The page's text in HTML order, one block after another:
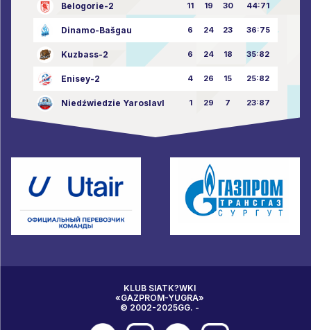
Belogorie-2 11 19 30 44:71
Dinamo-Bašgau 6 24 23 36:75
Kuzbass-2 6 24 18 35:82
Enisey-2 4 26 15 25:82
Niedźwiedzie Yaroslavl 1 29 7 23:87
KLUB SIATK?WKI
«GAZPROM-YUGRA»
© 2002-2025GG. -